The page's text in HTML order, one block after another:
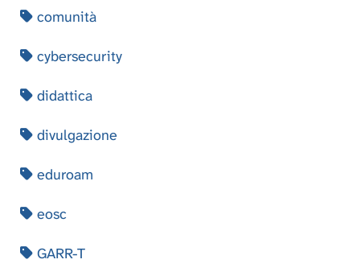
comunità
cybersecurity
didattica
divulgazione
eduroam
eosc
GARR-T